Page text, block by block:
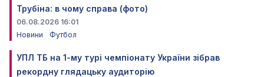
Трубіна: в чому справа (фото)
06.08.2026 16:01
Новини
Футбол
УПЛ ТБ на 1-му турі чемпіонату України зібрав
рекордну глядацьку аудиторію